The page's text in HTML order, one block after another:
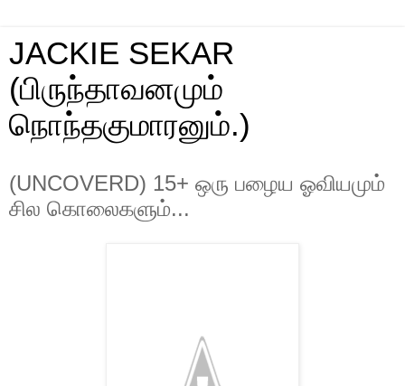
JACKIE SEKAR
(பிருந்தாவனமும்
நொந்தகுமாரனும்.)
(UNCOVERD) 15+ ஒரு பழைய ஓவியமும்
சில கொலைகளும்...